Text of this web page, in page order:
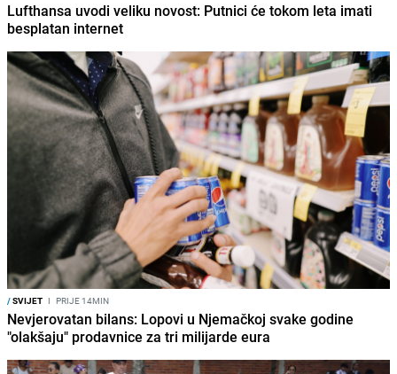
Lufthansa uvodi veliku novost: Putnici će tokom leta imati
besplatan internet
/SVIJET I PRIJE 14MIN
Nevjerovatan bilans: Lopovi u Njemačkoj svake godine
"olakšaju" prodavnice za tri milijarde eura